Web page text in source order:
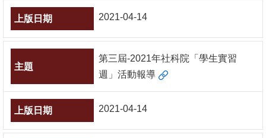
2021-04-14
第三屆-2021年社科院「學生實習
週」活動報導
2021-04-14